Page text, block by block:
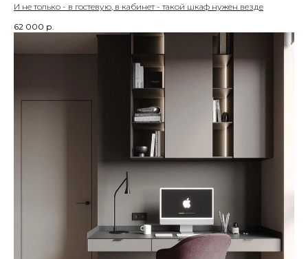
И не только - в гостевую, в кабинет - такой шкаф нужен везде
62 000 р.